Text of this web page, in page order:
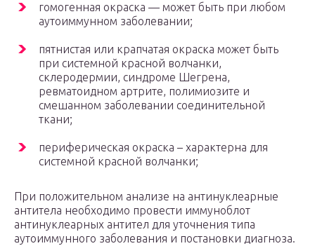
гомогенная окраска — может быть при любом
аутоиммунном заболевании;
пятнистая или крапчатая окраска может быть
при системной красной волчанки,
склеродермии, синдроме Шегрена,
ревматоидном артрите, полимиозите и
смешанном заболевании соединительной
ткани;
периферическая окраска – характерна для
системной красной волчанки;
При положительном анализе на антинуклеарные
антитела необходимо провести иммуноблот
антинуклеарных антител для уточнения типа
аутоиммунного заболевания и постановки диагноза.